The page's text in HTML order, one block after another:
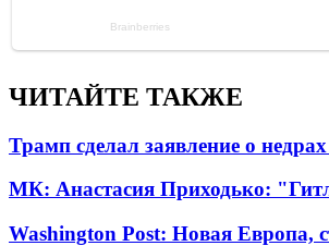
ЧИТАЙТЕ ТАКЖЕ
Трамп сделал заявление о
МК: Анастасия Приходько:
Washington Post: Новая Европа,